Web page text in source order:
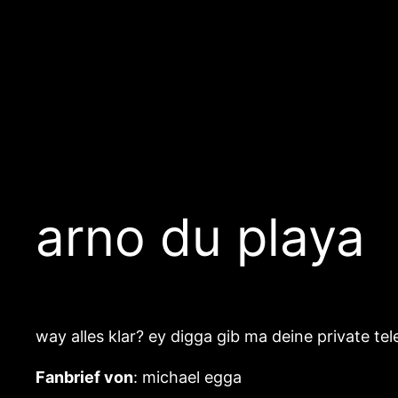
arno du playa
way alles klar? ey digga gib ma deine private
Fanbrief von: michael egga